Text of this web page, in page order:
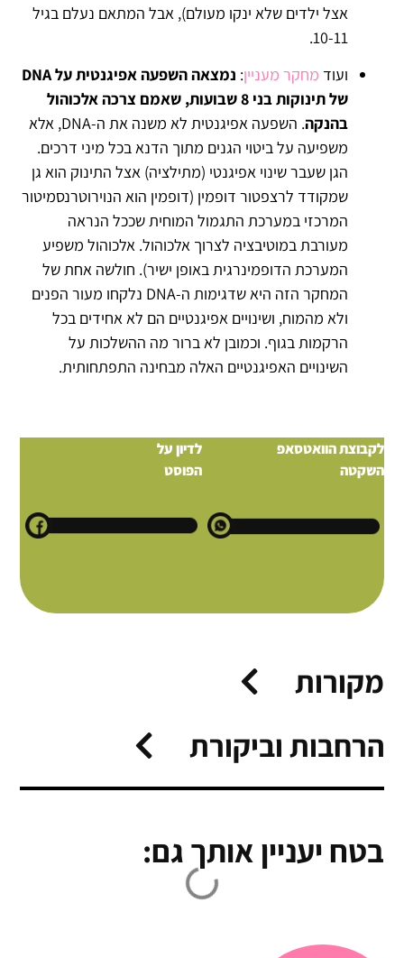
אצל ילדים שלא ינקו מעולם), אבל המתאם נעלם בגיל
10-11.
ועוד מחקר מעניין:
נמצאה השפעה אפיגנטית על DNA
של תינוקות בני 8 שבועות, שאמם צרכה אלכוהול
בהנקה
. השפעה אפיגנטית לא משנה את ה-DNA, אלא
משפיעה על ביטוי הגנים מתוך הדנא בכל מיני דרכים.
הגן שעבר שינוי אפיגנטי (מתילציה) אצל התינוק הוא גן
שמקודד לרצפטור דופמין (דופמין הוא הנוירוטרנסמיטור
המרכזי במערכת התגמול המוחית שככל הנראה
מעורבת במוטיבציה לצרוך אלכוהול. אלכוהול משפיע
המערכת הדופמינרגית באופן ישיר). חולשה אחת של
המחקר הזה היא שדגימות ה-DNA נלקחו מעור הפנים
ולא מהמוח, ושינויים אפיגנטיים הם לא אחידים בכל
הרקמות בגוף. וכמובן לא ברור מה ההשלכות על
השינויים האפיגנטיים האלה מבחינה התפתחותית.
לדיון על
הפוסט
לקבוצת הוואטסאפ
השקטה
מקורות
הרחבות וביקורת
בטח יעניין אותך גם: